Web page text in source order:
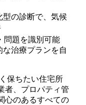
型の診断で、気候
問題を識別可能
な治療プランを自
保ちたい住宅所
者、プロパティ管
心のあるすべての